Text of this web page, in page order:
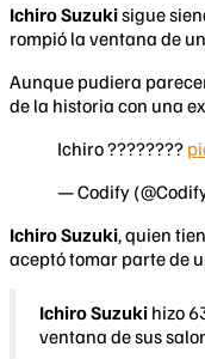
Ichiro Suzukisigue
rompió la ventana de
Aunque pudiera
de la historia con una
Ichiro ????????
— Codify
Ichiro Suzuki, quien
aceptó tomar parte de
Ichiro Suzuki hizo
ventana de sus